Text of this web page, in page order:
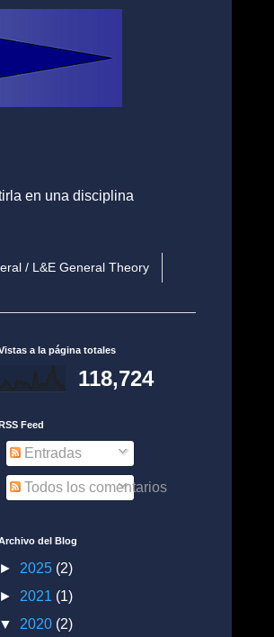
en una disciplina
/ L&E General Theory
a la página totales
118,724
Feed
Entradas
Todos los comentarios
del Blog
► 2025 (2)
► 2021 (1)
▼ 2020 (2)